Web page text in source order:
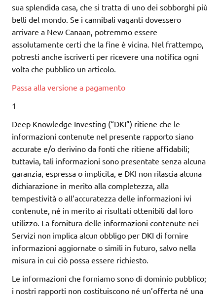
sua splendida casa, che si tratta di uno dei sobborghi più
belli del mondo. Se i cannibali vaganti dovessero
arrivare a New Canaan, potremmo essere
assolutamente certi che la fine è vicina. Nel frattempo,
potresti anche iscriverti per ricevere una notifica ogni
volta che pubblico un articolo.
Passa alla versione a pagamento
1
Deep Knowledge Investing (“DKI”) ritiene che le
informazioni contenute nel presente rapporto siano
accurate e/o derivino da fonti che ritiene affidabili;
tuttavia, tali informazioni sono presentate senza alcuna
garanzia, espressa o implicita, e DKI non rilascia alcuna
dichiarazione in merito alla completezza, alla
tempestività o all’accuratezza delle informazioni ivi
contenute, né in merito ai risultati ottenibili dal loro
utilizzo. La fornitura delle informazioni contenute nei
Servizi non implica alcun obbligo per DKI di fornire
informazioni aggiornate o simili in futuro, salvo nella
misura in cui ciò possa essere richiesto.
Le informazioni che forniamo sono di dominio pubblico;
i nostri rapporti non costituiscono né un’offerta né una